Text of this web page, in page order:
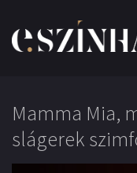
Mamma Mia,
slágerek